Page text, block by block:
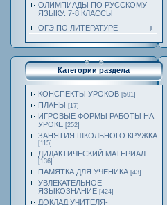
ОЛИМПИАДЫ ПО РУССКОМУ
ЯЗЫКУ. 7-8 КЛАССЫ
ОГЭ ПО ЛИТЕРАТУРЕ
Категории раздела
КОНСПЕКТЫ УРОКОВ [591]
ПЛАНЫ [17]
ИГРОВЫЕ ФОРМЫ РАБОТЫ НА
УРОКЕ [252]
ЗАНЯТИЯ ШКОЛЬНОГО КРУЖКА
[115]
ДИДАКТИЧЕСКИЙ МАТЕРИАЛ
[136]
ПАМЯТКА ДЛЯ УЧЕНИКА [43]
УВЛЕКАТЕЛЬНОЕ
ЯЗЫКОЗНАНИЕ [424]
ДОКЛАД УЧИТЕЛЯ-